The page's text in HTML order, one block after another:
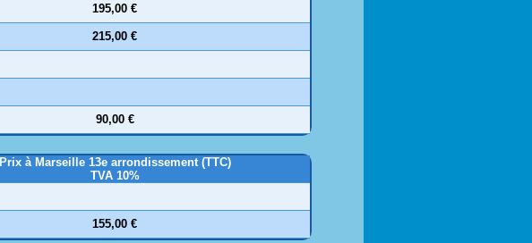
195,00 €
215,00 €
90,00 €
Prix à Marseille 13e arrondissement (TTC)
TVA 10%
155,00 €